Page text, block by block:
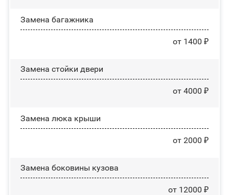
Замена багажника
от 1400 ₽
Зaмeнa cтoйĸи двepи
от 4000 ₽
Зaмeнa люĸa ĸpыши
от 2000 ₽
Замена боковины кузова
от 12000 ₽